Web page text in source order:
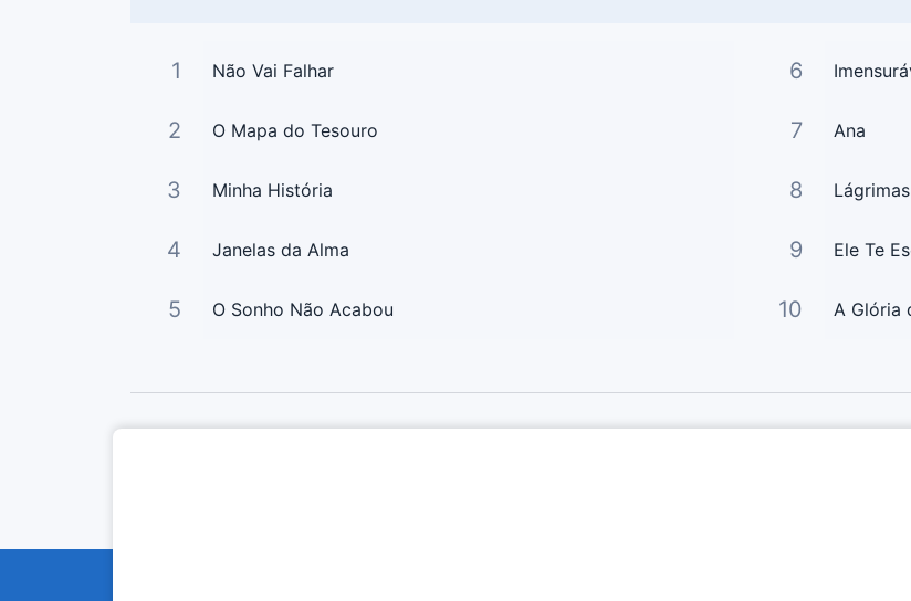
1 Não Vai Falhar
2 O Mapa do Tesouro
3 Minha História
4 Janelas da Alma
5 O Sonho Não Acabou
6
7 Ana
8
9 Ele Te
10 A Glória